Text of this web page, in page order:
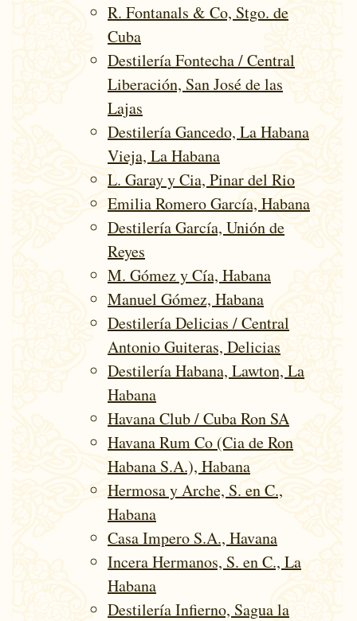
R. Fontanals & Co, Stgo. de
Cuba
Destilería Fontecha / Central
Liberación, San José de las
Lajas
Destilería Gancedo, La Habana
Vieja, La Habana
L. Garay y Cia, Pinar del Rio
Emilia Romero García, Habana
Destilería García, Unión de
Reyes
M. Gómez y Cía, Habana
Manuel Gómez, Habana
Destilería Delicias / Central
Antonio Guiteras, Delicias
Destilería Habana, Lawton, La
Habana
Havana Club / Cuba Ron SA
Havana Rum Co (Cia de Ron
Habana S.A.), Habana
Hermosa y Arche, S. en C.,
Habana
Casa Impero S.A., Havana
Incera Hermanos, S. en C., La
Habana
Destilería Infierno, Sagua la